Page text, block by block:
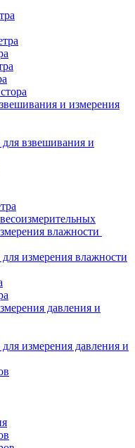
и измерения
взвешивания и
влажности
измерения влажности
давления и
измерения давления и